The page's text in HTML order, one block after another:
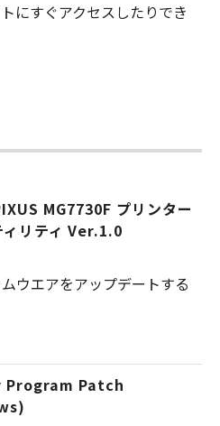
にすぐアクセスしたりでき
MG7730F プリンター
ィリティ Ver.1.0
ウエアをアップデートする
Patch